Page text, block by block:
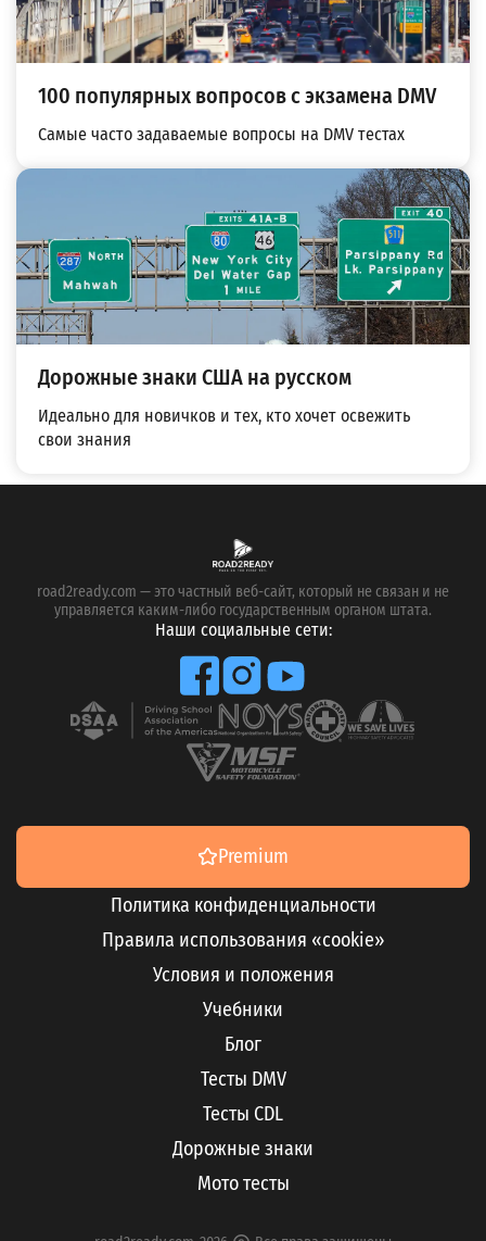
100 популярных вопросов с экзамена DMV
Самые часто задаваемые вопросы на DMV тестах
Дорожные знаки США на русском
Идеально для новичков и тех, кто хочет освежить
свои знания
road2ready.com — это частный веб-сайт, который не связан и не
управляется каким-либо государственным органом штата.
Наши социальные сети:
Учебники
Блог
Тесты DMV
Тесты CDL
Дорожные знаки
Мото тесты
Premium
Политика конфиденциальности
Правила использования «cookie»
Условия и положения